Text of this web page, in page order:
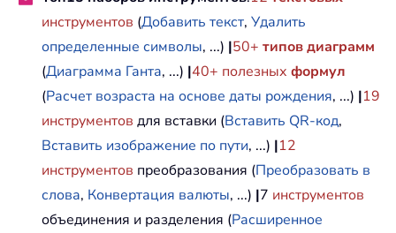
инструментов (Добавить текст, Удалить
определенные символы, ...) |50+ типов диаграмм
(Диаграмма Ганта, ...) |40+ полезных формул
(Расчет возраста на основе даты рождения, ...) |19
инструментов для вставки (Вставить QR-код,
Вставить изображение по пути, ...) |12
инструментов преобразования (Преобразовать в
слова, Конвертация валюты, ...) |7 инструментов
объединения и разделения (Расширенное